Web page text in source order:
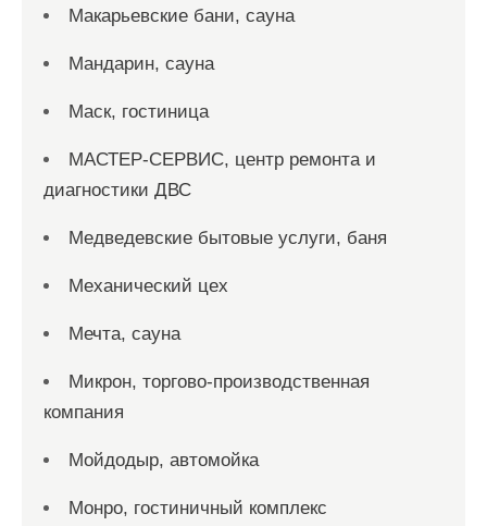
Макарьевские бани, сауна
Мандарин, сауна
Маск, гостиница
МАСТЕР-СЕРВИС, центр ремонта и
диагностики ДВС
Медведевские бытовые услуги, баня
Механический цех
Мечта, сауна
Микрон, торгово-производственная
компания
Мойдодыр, автомойка
Монро, гостиничный комплекс